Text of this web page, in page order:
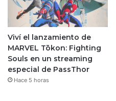
Viví el lanzamiento de
MARVEL Tōkon: Fighting
Souls en un streaming
especial de PassThor
Hace 5 horas